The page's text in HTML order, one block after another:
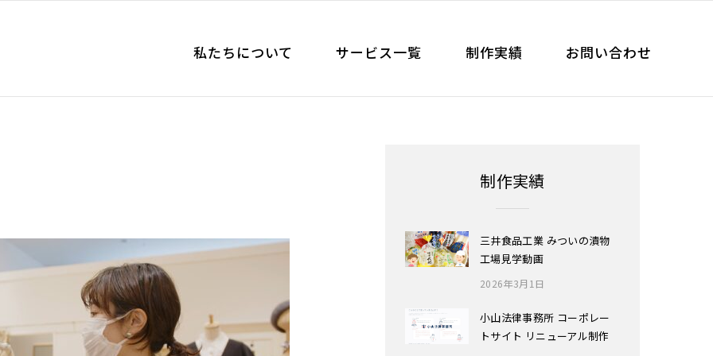
私たちについて サービス一覧 制作実績 お問い合わせ
制作実績
三井食品工業 みついの漬物
工場見学動画
2026年3月1日
小山法律事務所 コーポレー
トサイト リニューアル制作